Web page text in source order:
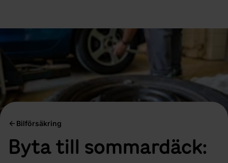
Bilförsäkring
Byta till sommardäck: